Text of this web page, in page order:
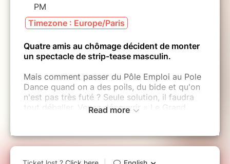
PM
Timezone : Europe/Paris
Quatre amis au chômage décident de monter
un spectacle de strip-tease masculin.
Mais comment passer du Pôle Emploi au Pole
Dance quand on a des poils, du bide et qu'on
n'est pas très futé ? Seule solution, il faudra
tout déballer. Venez découvrir « Le Grand
Une comédie de Guilhem Connac, Benoit
Labannierre
Mis en scène par Guilhem Connac
Read more